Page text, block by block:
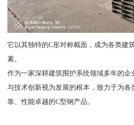
它以其独特的C形对称截面，成为各类建
素。
作为一家深耕建筑围护系统领域多年的
与技术创新视为发展的根本，致力于为各
靠、性能卓越的C型钢产品。